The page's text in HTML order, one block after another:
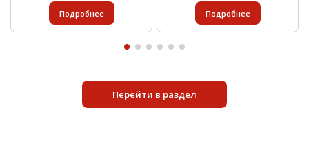
Подробнее Подробнее
Перейти в раздел